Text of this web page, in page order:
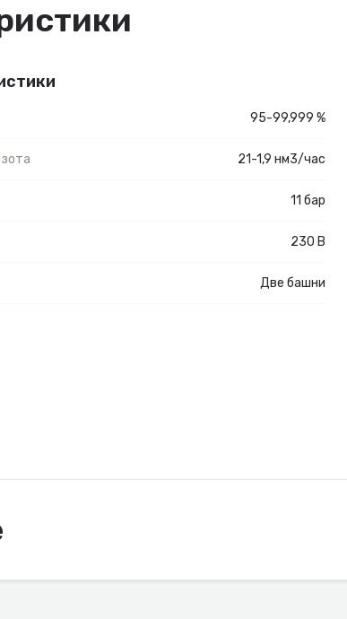
95-99,999 %
21-1,9 нм3/час
11 бар
230 В
Две башни